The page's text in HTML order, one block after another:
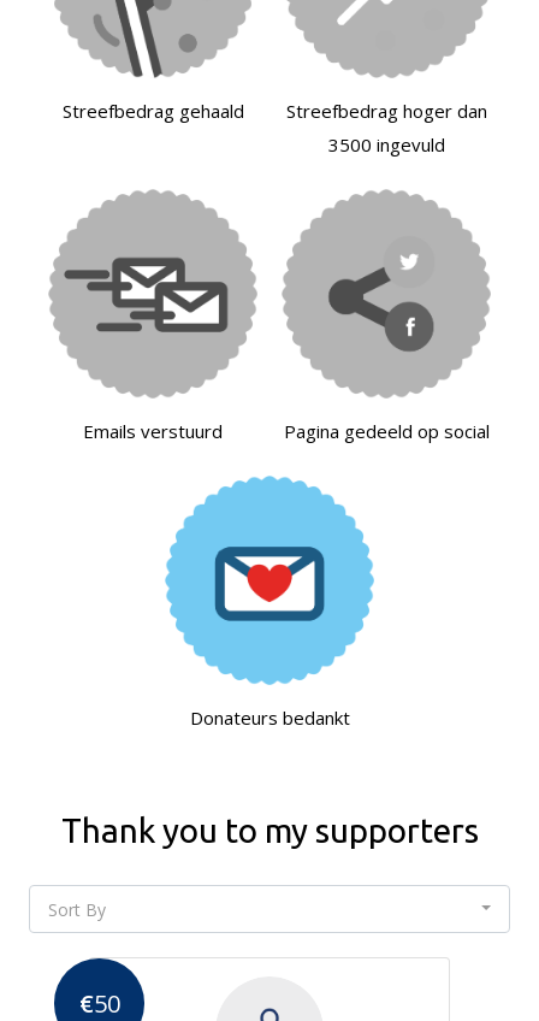
Streefbedrag gehaald
Streefbedrag hoger dan
3500 ingevuld
Emails verstuurd Pagina gedeeld op social
Donateurs bedankt
Thank you to my supporters
Sort By
€50